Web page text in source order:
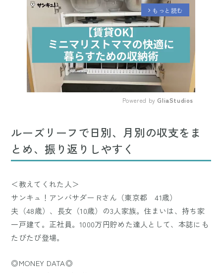
arrow_forward_ios もっと読む
Powered by GliaStudios
ルーズリーフで日別、月別の収支をま
とめ、振り返りしやすく
＜教えてくれた人＞
サンキュ！アンバサダー Rさん（東京都 41歳）
夫（48歳）、長女（10歳）の3人家族。住まいは、持ち家
一戸建て。正社員。1000万円貯めた達人として、本誌にも
たびたび登場。
◎MONEY DATA◎